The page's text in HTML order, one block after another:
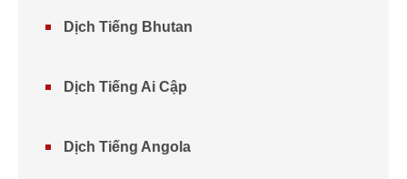
Dịch Tiếng Bhutan
Dịch Tiếng Ai Cập
Dịch Tiếng Angola